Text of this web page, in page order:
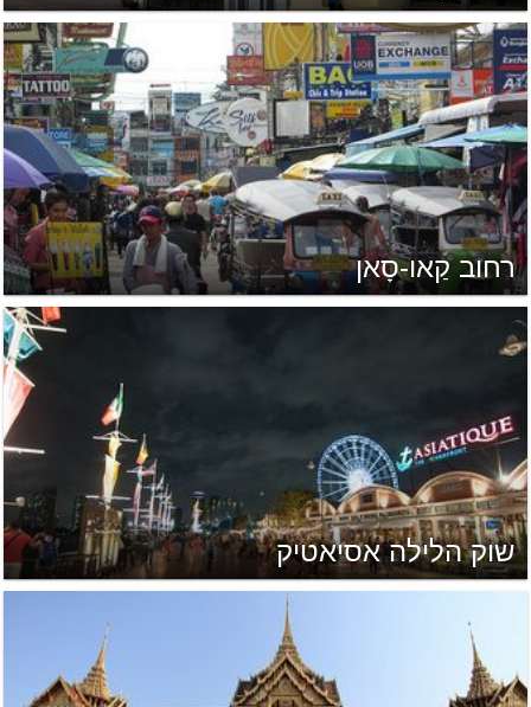
רחוב קַאו-סָאן
שוק הלילה אסיאטיק